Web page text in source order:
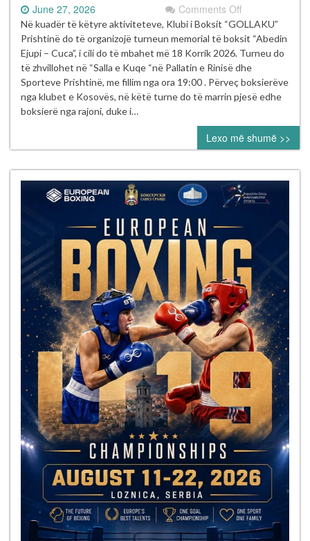
June 27, 2026 Comments Offon
Federata
e
Boksit
e
Kosovës
vazhdon
sipas
kalendarit
për
vitin
2026
Në kuadër të këtyre aktiviteteve, Klubi i Boksit “GOLLAKU”
Prishtinë do të organizojë turneun memorial të boksit “Abedin
Ejupi – Cuca”, i cili do të mbahet më 18 Korrik 2026. Turneu do
të zhvillohet në “Salla e Kuqe “në Pallatin e Rinisë dhe
Sporteve Prishtinë, me fillim nga ora 19:00 . Përveç boksierëve
nga klubet e Kosovës, në këtë turne do të marrin pjesë edhe
boksierë nga rajoni, duke i…
Lexo më shumë >>